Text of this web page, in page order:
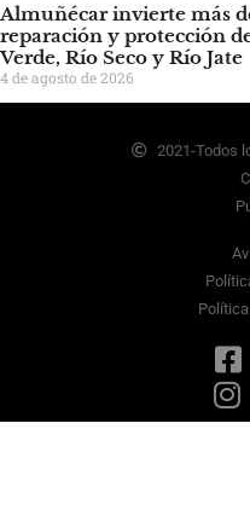
Almuñécar invierte más
reparación y protección
Verde, Río Seco y Río Jate
4 de agosto de 2026
2021-Todos